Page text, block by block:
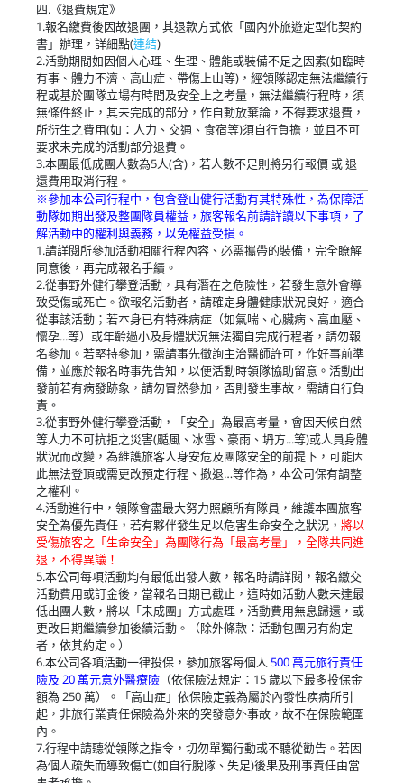
四.《退費規定》
1.報名繳費後因故退團，其退款方式依「國內外旅遊定型化契約
書」辦理，詳細點(連結)
2.活動期間如因個人心理、生理、體能或裝備不足之因素(如臨時
有事、體力不濟、高山症、帶傷上山等)，經領隊認定無法繼續行
程或基於團隊立場有時間及安全上之考量，無法繼續行程時，須
無條件終止，其未完成的部分，作自動放棄論，不得要求退費，
所衍生之費用(如：人力、交通、食宿等)須自行負擔，並且不可
要求未完成的活動部分退費。
3.本團最低成團人數為5人(含)，若人數不足則將另行報價 或 退
還費用取消行程。
※參加本公司行程中，包含登山健行活動有其特殊性，為保障活
動隊如期出發及整團隊員權益，旅客報名前請詳讀以下事項，了
解活動中的權利與義務，以免權益受損。
1.請詳閱所參加活動相關行程內容、必需攜帶的裝備，完全瞭解
同意後，再完成報名手續。
2.從事野外健行攀登活動，具有潛在之危險性，若發生意外會導
致受傷或死亡。欲報名活動者，請確定身體健康狀況良好，適合
從事該活動；若本身已有特殊病症（如氣喘、心臟病、高血壓、
懷孕...等）或年齡過小及身體狀況無法獨自完成行程者，請勿報
名參加。若堅持參加，需請事先徵詢主治醫師許可，作好事前準
備，並應於報名時事先告知，以便活動時領隊協助留意。活動出
發前若有病發跡象，請勿冒然參加，否則發生事故，需請自行負
責。
3.從事野外健行攀登活動，「安全」為最高考量，會因天候自然
等人力不可抗拒之災害(颳風、冰雪、豪雨、坍方...等)或人員身體
狀況而改變，為維護旅客人身安危及團隊安全的前提下，可能因
此無法登頂或需更改預定行程、撤退…等作為，本公司保有調整
之權利。
4.活動進行中，領隊會盡最大努力照顧所有隊員，維護本團旅客
安全為優先責任，若有夥伴發生足以危害生命安全之狀況， 將以
受傷旅客之「生命安全」為團隊行為「最高考量」，全隊共同進
退，不得異議！
5.本公司每項活動均有最低出發人數，報名時請詳閱，報名繳交
活動費用或訂金後，當報名日期已截止，這時如活動人數未達最
低出團人數，將以「未成團」方式處理，活動費用無息歸還，或
更改日期繼續參加後續活動。（除外條款：活動包團另有約定
者，依其約定。）
6.本公司各項活動一律投保，參加旅客每個人 500 萬元旅行責任
險及 20 萬元意外醫療險 （依保險法規定：15 歲以下最多投保金
額為 250 萬）。「高山症」依保險定義為屬於內發性疾病所引
起，非旅行業責任保險為外來的突發意外事故，故不在保險範圍
內。
7.行程中請聽從領隊之指令，切勿單獨行動或不聽從勸告。若因
為個人疏失而導致傷亡(如自行脫隊、失足)後果及刑事責任由當